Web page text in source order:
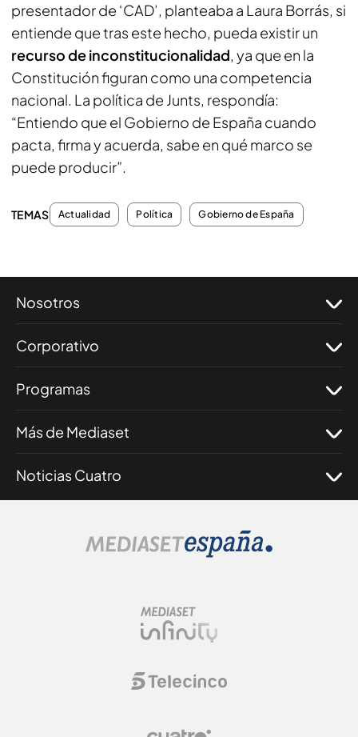
presentador de ‘CAD’, planteaba a Laura Borrás, si
entiende que tras este hecho, pueda existir un
recurso de inconstitucionalidad, ya que en la
Constitución figuran como una competencia
nacional. La política de Junts, respondía:
“Entiendo que el Gobierno de España cuando
pacta, firma y acuerda, sabe en qué marco se
puede producir”.
TEMAS Actualidad Política Gobierno de España
Nosotros
Corporativo
Programas
Más de Mediaset
Noticias Cuatro